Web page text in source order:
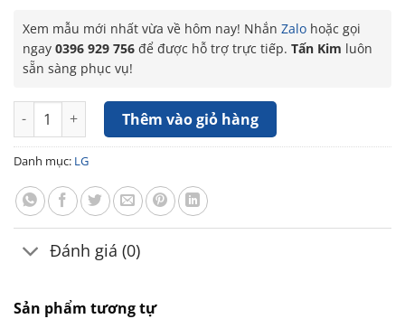
Xem mẫu mới nhất vừa về hôm nay! Nhắn Zalo hoặc gọi
ngay 0396 929 756 để được hỗ trợ trực tiếp. Tấn Kim luôn
sẵn sàng phục vụ!
Tủ lạnh LG Inverter 315 Lít LTB31BLMA số lượng
Thêm vào giỏ hàng
Danh mục: LG
Đánh giá (0)
Sản phẩm tương tự